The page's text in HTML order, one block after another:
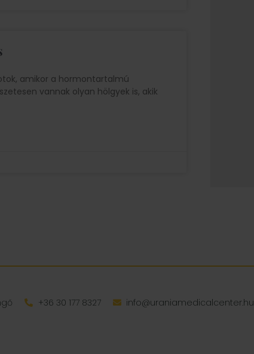
amikor a hormontartalmú
vannak olyan hölgyek is, akik
+36 30 177 8327
info@uraniamedicalcenter.hu